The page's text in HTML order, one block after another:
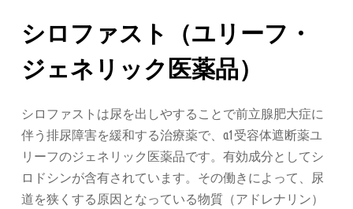
シロファスト（ユリーフ・
ジェネリック医薬品）
シロファストは尿を出しやすることで前立腺肥大症に
伴う排尿障害を緩和する治療薬で、α1受容体遮断薬ユ
リーフのジェネリック医薬品です。有効成分としてシ
ロドシンが含有されています。その働きによって、尿
道を狭くする原因となっている物質（アドレナリン）